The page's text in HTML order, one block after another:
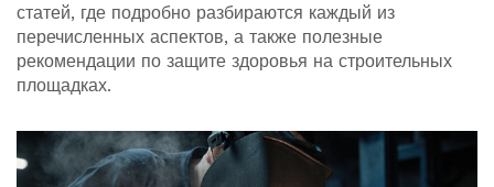
статей, где подробно разбираются каждый из
перечисленных аспектов, а также полезные
рекомендации по защите здоровья на строительных
площадках.